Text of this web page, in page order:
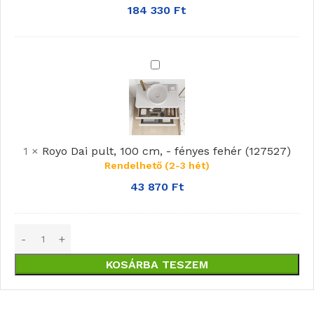
matt
184 330 Ft
Royo
Dai
pult,
100
cm,
-
fényes
fehér
1 × Royo Dai pult, 100 cm, - fényes fehér (127527)
Rendelhető (2-3 hét)
43 870 Ft
KOSÁRBA TESZEM